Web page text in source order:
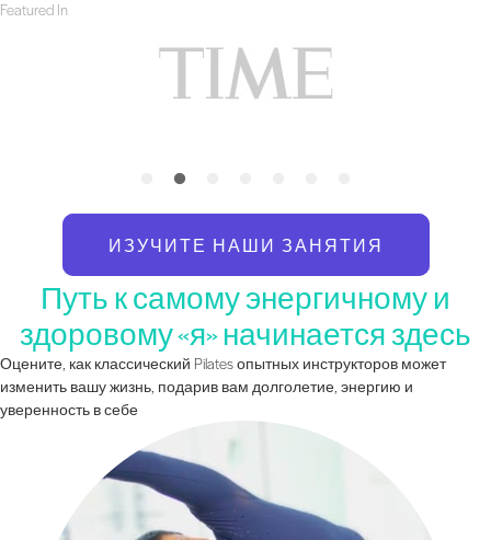
Featured In
ИЗУЧИТЕ НАШИ ЗАНЯТИЯ
Путь к самому энергичному и
здоровому «я» начинается здесь
Оцените, как классический Pilates опытных инструкторов может
изменить вашу жизнь, подарив вам долголетие, энергию и
уверенность в себе